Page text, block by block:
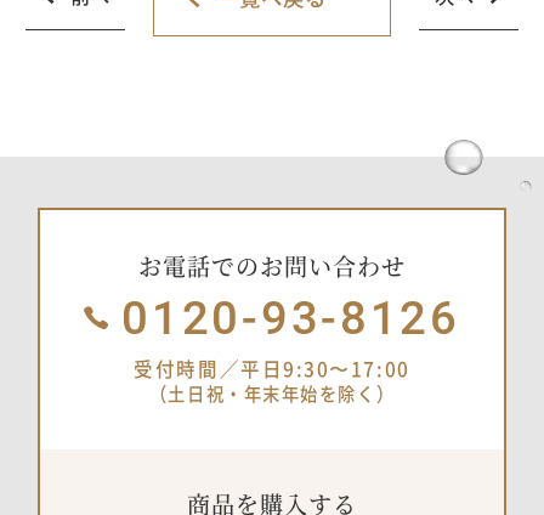
お電話でのお問い合わせ
0120-93-8126
受付時間／平日9:30〜17:00
（土日祝・年末年始を除く）
商品を購入する